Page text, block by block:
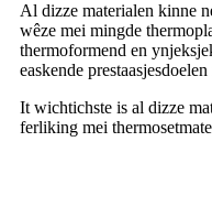
Al dizze materialen kinne
wêze mei mingde
thermoformend en
easkende
It wichtichste is al dizze
ferliking mei